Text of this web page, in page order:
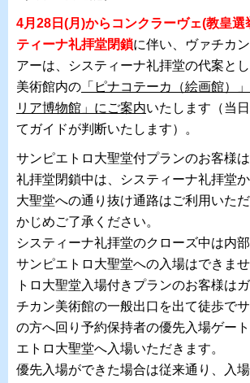
4月28日(月)からコンクラーヴェ(教皇選
ティーナ礼拝堂閉鎖に伴い、ヴァチカ
アーは、システィーナ礼拝堂の代案と
美術館内の 「ピナコテーカ（絵画館）
リア博物館」にご案内いたします（当
てガイドが判断いたします）。
サンピエトロ大聖堂付プランのお客様
礼拝堂閉鎖中は、システィーナ礼拝堂
大聖堂への通り抜け通路はご利用いた
かじめご了承ください。
システィーナ礼拝堂のクローズ中は内
サンピエトロ大聖堂への入場はできま
トロ大聖堂入場付きプランのお客様は
チカン美術館の一般出口を出て徒歩で
の方へ回り予約保持者の優先入場ゲー
エトロ大聖堂へ入場いただきます。
優先入場ができた場合は従来通り、入